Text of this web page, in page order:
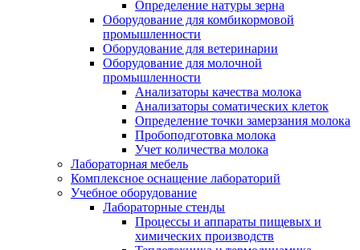
Определение натуры зерна
Оборудование для комбикормовой
промышленности
Оборудование для ветеринарии
Оборудование для молочной
промышленности
Анализаторы качества молока
Анализаторы соматических клеток
Определение точки замерзания молока
Пробоподготовка молока
Учет количества молока
Лабораторная мебель
Комплексное оснащение лабораторий
Учебное оборудование
Лабораторные стенды
Процессы и аппараты пищевых и
химических производств